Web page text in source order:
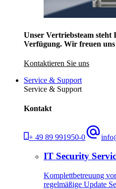
Unser Vertriebsteam
Verfügung. Wir freuen
Kontaktieren Sie uns
Service & Support
Service & Support
Kontakt
+ 49 89 991950-0
IT Security
Komplettbetreuung
regelmäßige Update